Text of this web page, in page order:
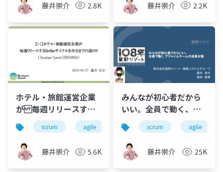
藤井崇介 2.8K 藤井崇介 2.2K
ホテル・旅館運営企業
が 毎週リリースする
DevOpsサイクルを作る
までの道のり
scrum agile team hotel engineer
藤井崇介 5.6K
みんなが初心者だから
いい。全員で動く、ア
ジャイルチームの成長
日誌
scrum agile
藤井崇介 25K